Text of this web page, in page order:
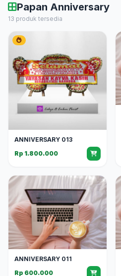
Papan Anniversary
13 produk tersedia
ANNIVERSARY 013
Rp 1.800.000
ANNIVERSARY 011
Rp 600.000